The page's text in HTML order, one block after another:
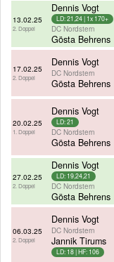
13.02.25
2. Doppel
Dennis Vogt
LD: 21,24 | 1x 170+
DC Nordstern
Gösta Behrens
17.02.25
2. Doppel
Dennis Vogt
DC Nordstern
Gösta Behrens
20.02.25
1. Doppel
Dennis Vogt
LD: 21
DC Nordstern
Gösta Behrens
27.02.25
2. Doppel
Dennis Vogt
LD: 19,24,21
DC Nordstern
Gösta Behrens
06.03.25
2. Doppel
Dennis Vogt
DC Nordstern
Jannik Tirums
LD: 18 | HF: 106